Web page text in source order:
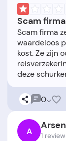
Scam
Scam firma
waardeloos
kost. Ze zijn
0
A 1